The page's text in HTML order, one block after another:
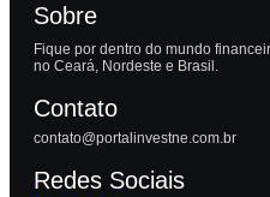
Sobre
Fique por dentro do mundo
no Ceará, Nordeste e Brasil.
Contato
contato@portalinvestne.com.br
Redes Sociais